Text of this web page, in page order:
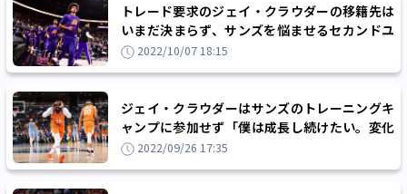
トレード要求のジェイ・クラウダーの移籍先は
いまだ決まらず、サンズを悩ませるセカンドユ
ニットの決定力不足
2022/10/07 18:15
ジェイ・クラウダーはサンズのトレーニングキ
ャンプに参加せず「僕は成長し続けたい。変化
の時が来た」
2022/09/26 17:35